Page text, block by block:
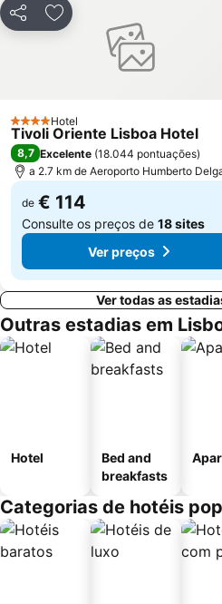
Praça do Rossio
Centro Comercial Vasco da Gama
Estádio José Alvalade
Coliseu dos Recreios
Galapinhos Beach
PartilharAdicionar aos favoritos
4 Estrelas
Hotel
Tivoli Oriente Lisboa Hotel
8,7 Excelente (18.044 pontuações)
a 2.7 km de Aeroporto Humberto
de € 114
Consulte os preços de 18 sites
Ver preços
Ver todas as
Outras estadias em
Hotel
Bed and
breakfasts
Categorias de hotéis